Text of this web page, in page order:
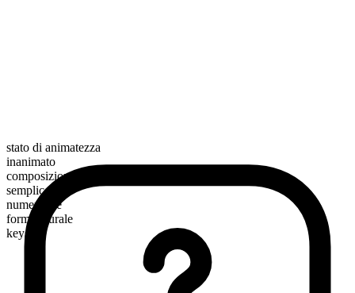
stato di animatezza
inanimato
composizione morfologica
semplice
numerabile
forma plurale
keys